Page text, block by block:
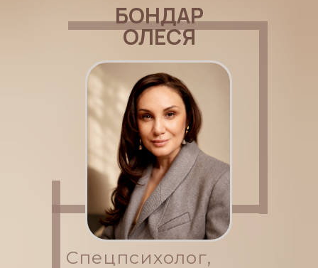
БОНДАР
ОЛЕСЯ
Спецпсихолог,